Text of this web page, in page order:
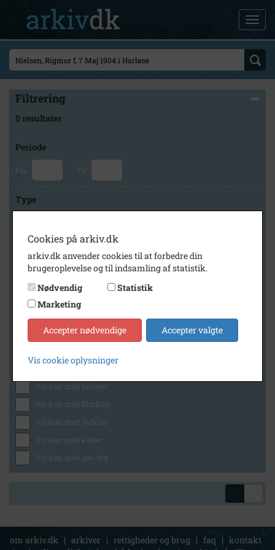
Filtrering
0 resultater
Periode
Fra Til
Type
Arkiv
Lokalarkivet Alsønderup -Tjæreby
Generelt
Vis kun med billeder
Vis kun med filmklip
Vis kun med lydklip
Vis kun med kilder
Vis kun med geo-tag
om arkiv.dk | arkiver | rettigheder og brug | faq | kontakt
Cookies på arkiv.dk
arkiv.dk anvender cookies til at forbedre din
brugeroplevelse og til indsamling af statistik.
Nødvendig
Statistik
Marketing
Accepter nødvendige Accepter valgte
Vis cookie oplysninger